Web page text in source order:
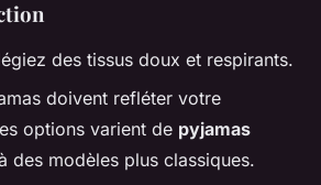
des tissus doux et respirants.
doivent refléter votre
options varient de pyjamas
des modèles plus classiques.